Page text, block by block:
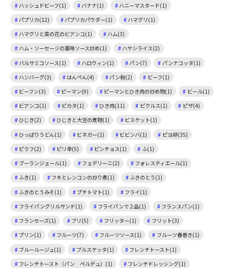
ハッシュドビーフ(1)
バナナ(1)
ハニーマスタード(1)
パプリカ(12)
パプリカパウダー(1)
ハマグリ(1)
ハマグリと菜の花のビアンコ(1)
ハム(3)
ハム・ソーセージの薬味ソース炒め(1)
ハヤシライス(2)
バルサミコソース(1)
ハロウィン(1) パン(7)
パンナコッタ(1)
ハンバーグ(3)
はんぺん(4) パン粉(2)
ビーフ(1)
ビーフン(3)
ピーマン(9) ピーマンとひき肉の炒め物(1)
ビール(1)
ビアンコ(1)
ピカタ(1) ひき肉(11) ピクルス(1)
ピザ(4)
ひじき(2)
ひじきと大豆の煮物(1)
ビスケット(1)
ひっぱりうどん(1)
ビネガー(1) ビビンバ(1)
ピヨ卵(35)
ピラフ(2)
ピリ辛(5) ピンチョス(1)
ふ(1)
ブーランジェール(1)
フェデリーニ(2)
フォレスティエール(1)
ふき(1)
フキとレンコンの炒り煮(1)
ふきのとう(1)
ふきのとうみそ(1)
プチトマト(1)
フライ(1)
フライパングリルサンド(1)
フライパンで２品(1)
フランスパン(1)
フランセーズ(1)
ブリ(5) フリッター(1)
フリット(3)
プリン(1)
フルーツ(7) フルーツソース(1)
フルーツ春巻き(1)
ブルールージュ(1)
ブルスケッタ(1)
フレンチトースト(1)
フレンチトースト（パン ペルデュ）(1)
フレンチドレッシング(1)